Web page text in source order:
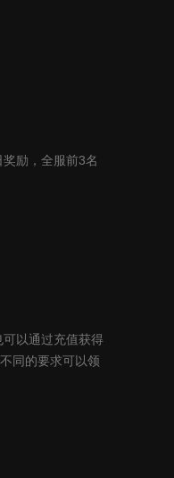
励，全服前3名
以通过充值获得
同的要求可以领